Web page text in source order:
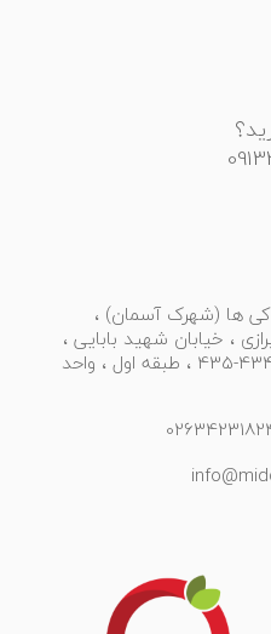
ها (شهرک آسمان) ،
، خیابان شهید بابایی ،
مجتمع کیامال ، قطعه 434-435 ، طبقه اول ، واحد